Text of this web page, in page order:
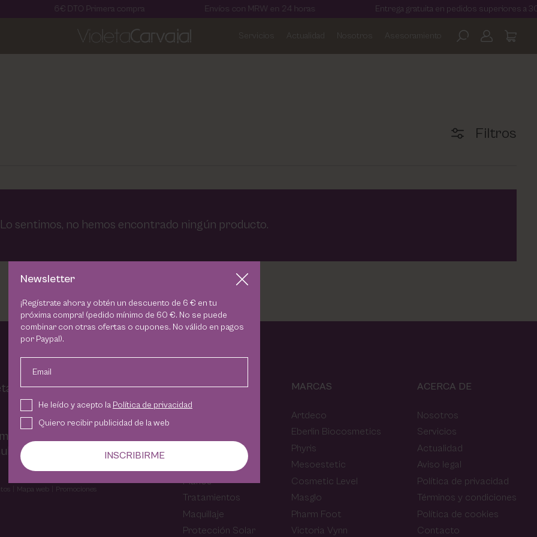
6€ DTO Primera compra Envíos con MRW en 24 horas Entrega gratuita en pedidos superiores a 30€
Servicios Actualidad Nosotros Asesoramiento
Filtros
Lo sentimos, no hemos encontrado ningún producto.
Carvajal
en nuestro
Mapa web Promociones
TIENDA
Despigmentante
Manos
Tratamientos
Maquillaje
Protección Solar
MARCAS
Artdeco
Eberlin Biocosmetics
Phyris
Mesoestetic
Cosmetic Level
Masglo
Pharm Foot
Victoria Vynn
ACERCA DE
Nosotros
Servicios
Actualidad
Aviso legal
Política de privacidad
Términos y condiciones
Política de cookies
Contacto
Newsletter
¡Regístrate ahora y obtén un descuento de 6 € en tu
próxima compra! (pedido mínimo de 60 €. No se puede
combinar con otras ofertas o cupones. No válido en pagos
por Paypal).
Email
He leído y acepto la Política de privacidad
Quiero recibir publicidad de la web
INSCRIBIRME